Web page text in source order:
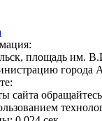
площадь им.
города
сайта